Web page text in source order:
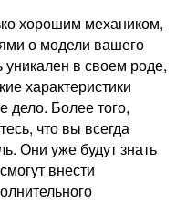
хорошим механиком,
о модели вашего
в своем роде,
характеристики
дело. Более того,
что вы всегда
Они уже будут знать
внести